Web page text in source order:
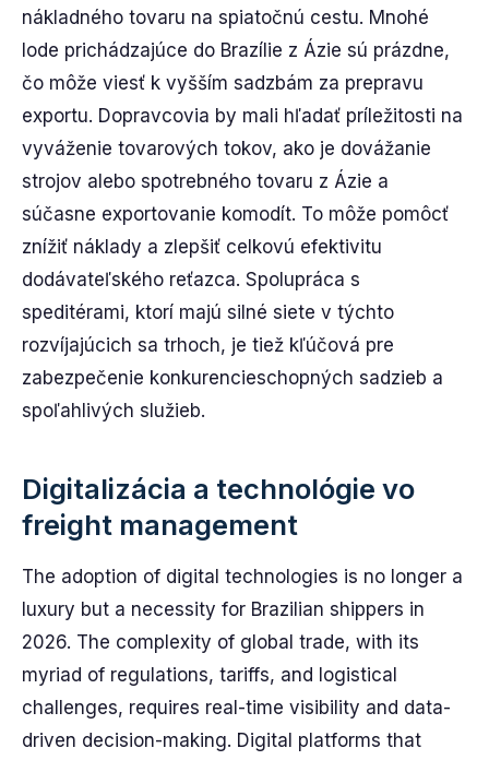
nákladného tovaru na spiatočnú cestu. Mnohé
lode prichádzajúce do Brazílie z Ázie sú prázdne,
čo môže viesť k vyšším sadzbám za prepravu
exportu. Dopravcovia by mali hľadať príležitosti na
vyváženie tovarových tokov, ako je dovážanie
strojov alebo spotrebného tovaru z Ázie a
súčasne exportovanie komodít. To môže pomôcť
znížiť náklady a zlepšiť celkovú efektivitu
dodávateľského reťazca. Spolupráca s
speditérami, ktorí majú silné siete v týchto
rozvíjajúcich sa trhoch, je tiež kľúčová pre
zabezpečenie konkurencieschopných sadzieb a
spoľahlivých služieb.
Digitalizácia a technológie vo
freight management
The adoption of digital technologies is no longer a
luxury but a necessity for Brazilian shippers in
2026. The complexity of global trade, with its
myriad of regulations, tariffs, and logistical
challenges, requires real-time visibility and data-
driven decision-making. Digital platforms that